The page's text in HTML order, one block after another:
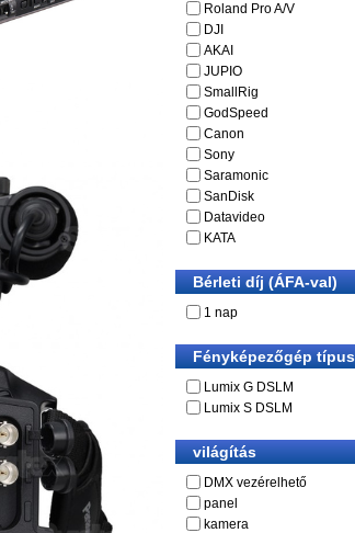
Roland Pro A/V
DJI
AKAI
JUPIO
SmallRig
GodSpeed
Canon
Sony
Saramonic
SanDisk
Datavideo
KATA
Bérleti díj (ÁFA-val)
1 nap
Fényképezőgép típus
Lumix G DSLM
Lumix S DSLM
világítás
DMX vezérelhető
panel
kamera